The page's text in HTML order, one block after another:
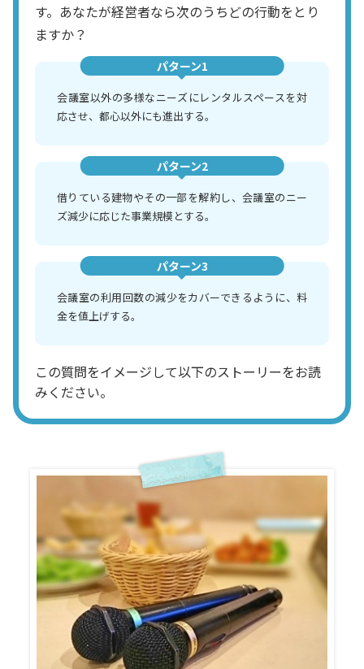
す。あなたが経営者なら次のうちどの行動をとり
ますか？
パターン1
会議室以外の多様なニーズにレンタルスペースを対
応させ、都心以外にも進出する。
パターン2
借りている建物やその一部を解約し、会議室のニー
ズ減少に応じた事業規模とする。
パターン3
会議室の利用回数の減少をカバーできるように、料
金を値上げする。
この質問をイメージして以下のストーリーをお読
みください。